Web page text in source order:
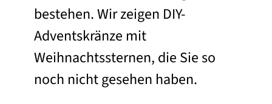
bestehen. Wir zeigen DIY-
Adventskränze mit
Weihnachtssternen, die Sie so
noch nicht gesehen haben.